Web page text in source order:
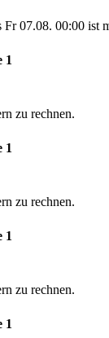
07.08. 00:00 ist
1
zu rechnen.
1
zu rechnen.
1
zu rechnen.
1